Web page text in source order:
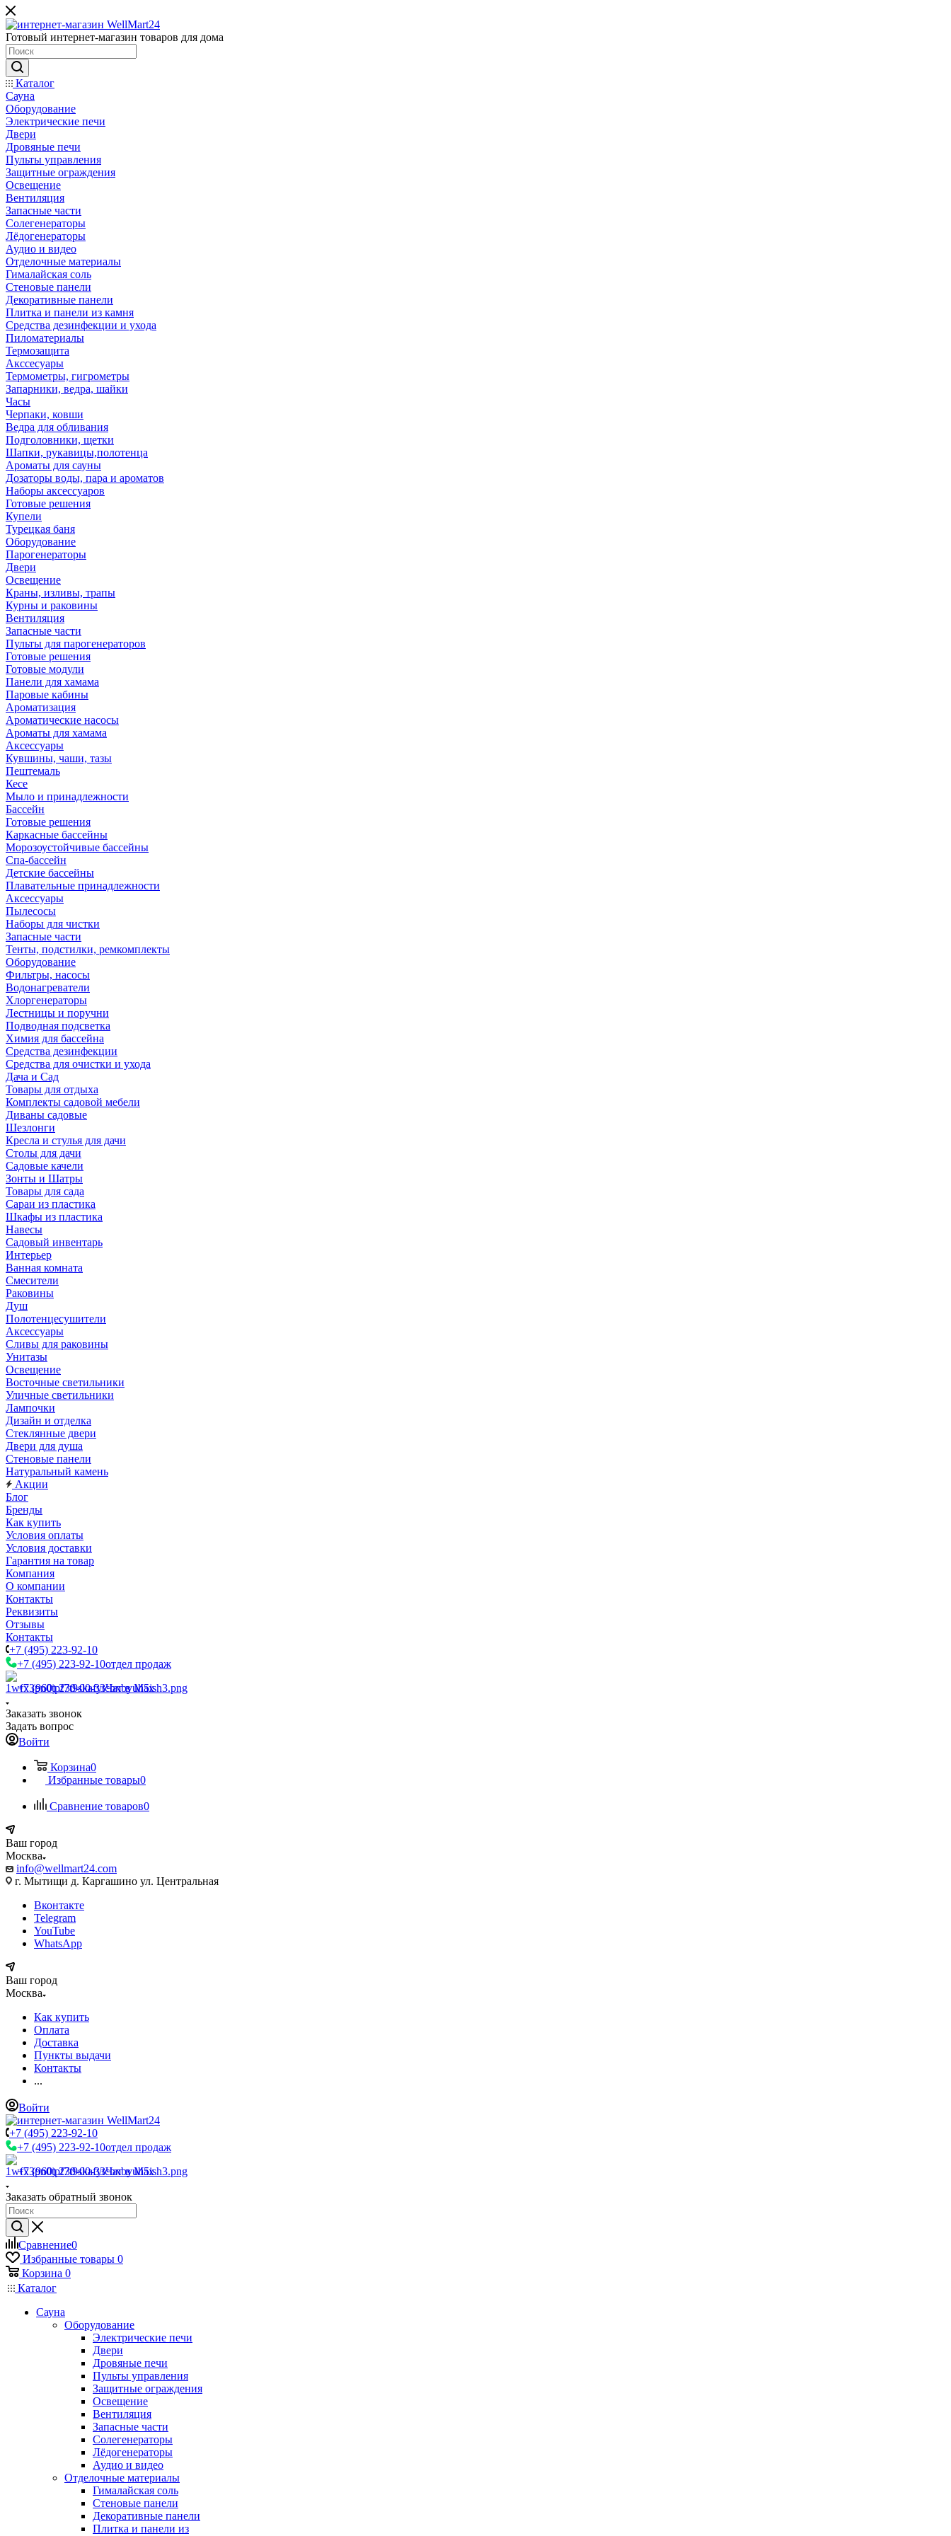
Готовый интернет-магазин товаров для дома
Каталог
Сауна
Оборудование
Электрические печи
Двери
Дровяные печи
Пульты управления
Защитные ограждения
Освещение
Вентиляция
Запасные части
Солегенераторы
Лёдогенераторы
Аудио и видео
Отделочные материалы
Гималайская соль
Стеновые панели
Декоративные панели
Плитка и панели из камня
Средства дезинфекции и ухода
Пиломатериалы
Термозащита
Аксcесуары
Термометры, гигрометры
Запарники, ведра, шайки
Часы
Черпаки, ковши
Ведра для обливания
Подголовники, щетки
Шапки, рукавицы,полотенца
Ароматы для сауны
Дозаторы воды, пара и ароматов
Наборы аксессуаров
Готовые решения
Купели
Турецкая баня
Оборудование
Парогенераторы
Двери
Освещение
Краны, изливы, трапы
Курны и раковины
Вентиляция
Запасные части
Пульты для парогенераторов
Готовые решения
Готовые модули
Панели для хамама
Паровые кабины
Ароматизация
Ароматические насосы
Ароматы для хамама
Аксессуары
Кувшины, чаши, тазы
Пештемаль
Кесе
Мыло и принадлежности
Бассейн
Готовые решения
Каркасные бассейны
Морозоустойчивые бассейны
Спа-бассейн
Детские бассейны
Плавательные принадлежности
Аксессуары
Пылесосы
Наборы для чистки
Запасные части
Тенты, подстилки, ремкомплекты
Оборудование
Фильтры, насосы
Водонагреватели
Хлоргенераторы
Лестницы и поручни
Подводная подсветка
Химия для бассейна
Средства дезинфекции
Средства для очистки и ухода
Дача и Сад
Товары для отдыха
Комплекты садовой мебели
Диваны садовые
Шезлонги
Кресла и стулья для дачи
Столы для дачи
Садовые качели
Зонты и Шатры
Товары для сада
Сараи из пластика
Шкафы из пластика
Навесы
Садовый инвентарь
Интерьер
Ванная комната
Смесители
Раковины
Душ
Полотенцесушители
Аксессуары
Сливы для раковины
Унитазы
Освещение
Восточные светильники
Уличные светильники
Лампочки
Дизайн и отделка
Стеклянные двери
Двери для душа
Стеновые панели
Натуральный камень
Акции
Блог
Бренды
Как купить
Условия оплаты
Условия доставки
Гарантия на товар
Компания
О компании
Контакты
Реквизиты
Отзывы
Контакты
+7 (495) 223-92-10
+7 (495) 223-92-10отдел продаж
+7 (960) 230-00-33Чат в Max
Заказать звонок
Задать вопрос
Войти
Корзина0
Избранные товары0
Сравнение товаров0
Ваш город
Москва
info@wellmart24.com
г. Мытищи д. Каргашино ул. Центральная
Вконтакте
Telegram
YouTube
WhatsApp
Ваш город
Москва
Как купить
Оплата
Доставка
Пункты выдачи
Контакты
...
Войти
+7 (495) 223-92-10
+7 (495) 223-92-10отдел продаж
+7 (960) 230-00-33Чат в Max
Заказать обратный звонок
Сравнение0
Избранные товары 0
Корзина 0
Каталог
Сауна
Оборудование
Электрические печи
Двери
Дровяные печи
Пульты управления
Защитные ограждения
Освещение
Вентиляция
Запасные части
Солегенераторы
Лёдогенераторы
Аудио и видео
Отделочные материалы
Гималайская соль
Стеновые панели
Декоративные панели
Плитка и панели из